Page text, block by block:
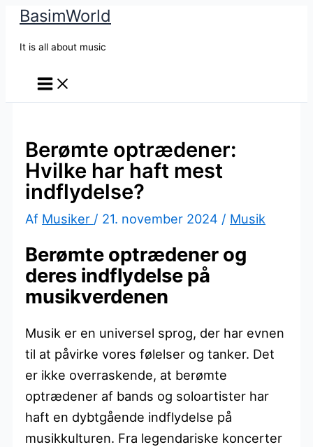
BasimWorld
It is all about music
Berømte optrædener:
Hvilke har haft mest
indflydelse?
Af Musiker / 21. november 2024 / Musik
Berømte optrædener og
deres indflydelse på
musikverdenen
Musik er en universel sprog, der har evnen
til at påvirke vores følelser og tanker. Det
er ikke overraskende, at berømte
optrædener af bands og soloartister har
haft en dybtgående indflydelse på
musikkulturen. Fra legendariske koncerter